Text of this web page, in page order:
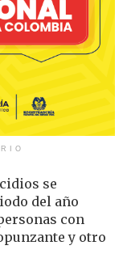
se
del año
con
y otro